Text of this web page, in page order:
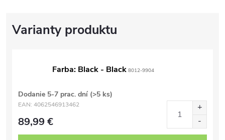
Farba: Black - Black 8012-9904
Dodanie 5-7 prac. dní (>5 ks)
EAN: 4062546913462
89,99 €